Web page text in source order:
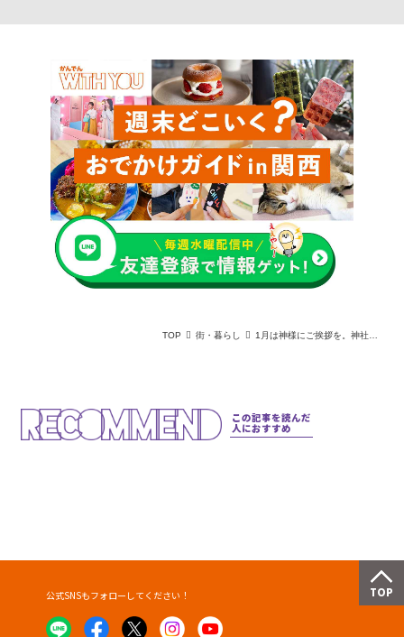
TOP 街・暮らし 1月は神様にご挨拶を。神社ソムリエに教わる「シチュエーション別・行くべき大阪の神社」
この記事を読んだ
人におすすめ
公式SNSもフォローしてください！